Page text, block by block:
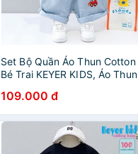
Set Bộ Quần Áo Thun Cotton
Bé Trai KEYER KIDS, Áo Thun
Short Jean Họa Tiết Hoạt Hình
SZ47
109.000 đ